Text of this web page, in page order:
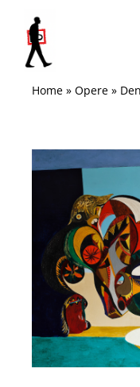
contenuto
Home» Opere»